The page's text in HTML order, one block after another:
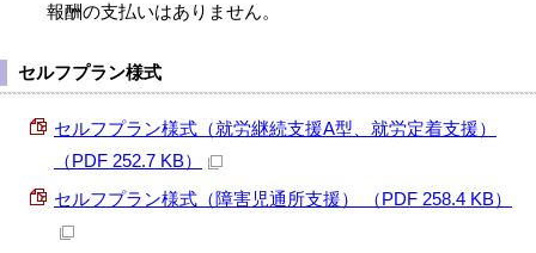
報酬の支払いはありません。
セルフプラン様式
セルフプラン様式（就労継続支援A型、就労定着支援）
（PDF 252.7 KB）
セルフプラン様式（障害児通所支援） （PDF 258.4 KB）